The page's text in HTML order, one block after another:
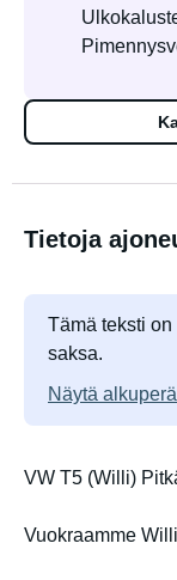
Tietoja
Tämä teksti
saksa.
Näytä
VW T5 (Willi)
Vuokraamme